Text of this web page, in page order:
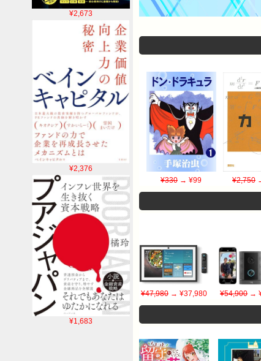
¥2,673
¥2,376
¥1,683
¥330 → ¥99 ¥2,750
¥47,980 → ¥37,980 ¥54,900→